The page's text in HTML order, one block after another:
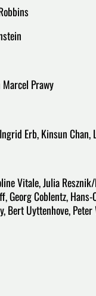
Prawy
Erb, Kinsun Chan,
Vitale, Julia
Coblentz,
Bert Uyttenhove,